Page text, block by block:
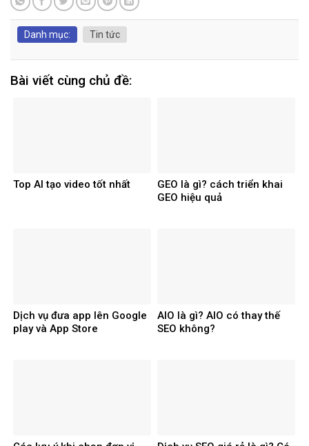
Danh mục: Tin tức
Bài viết cùng chủ đề:
Top AI tạo video tốt nhất
GEO là gì? cách triển khai
GEO hiệu quả
Dịch vụ đưa app lên Google
play và App Store
AIO là gì? AIO có thay thế
SEO không?